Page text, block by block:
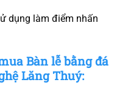
dụng làm điểm nhấn
Bàn lễ bằng đá
Lăng Thuý: